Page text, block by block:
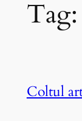
Tag:
Coltul